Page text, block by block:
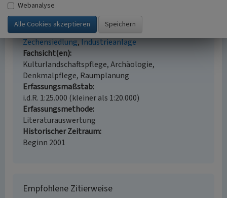
Schlagwörter
Kulturlandschaftsbereich Schiffsschleuse
(Förderanlage) Schifffahrtskanal Hafen
Zechensiedlung Industrieanlage
Fachsicht(en)
Kulturlandschaftspflege, Archäologie,
Denkmalpflege, Raumplanung
Erfassungsmaßstab
i.d.R. 1:25.000 (kleiner als 1:20.000)
Erfassungsmethode
Literaturauswertung
Historischer Zeitraum
Beginn 2001
Empfohlene Zitierweise
Webanalyse